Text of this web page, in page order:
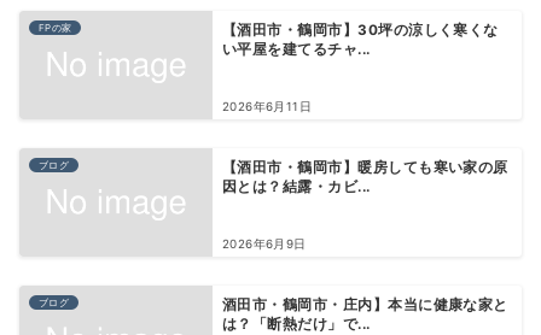
FPの家
【酒田市・鶴岡市】30坪の涼しく寒くな
い平屋を建てるチャ...
2026年6月11日
ブログ
【酒田市・鶴岡市】暖房しても寒い家の原
因とは？結露・カビ...
2026年6月9日
ブログ
酒田市・鶴岡市・庄内】本当に健康な家と
は？「断熱だけ」で...